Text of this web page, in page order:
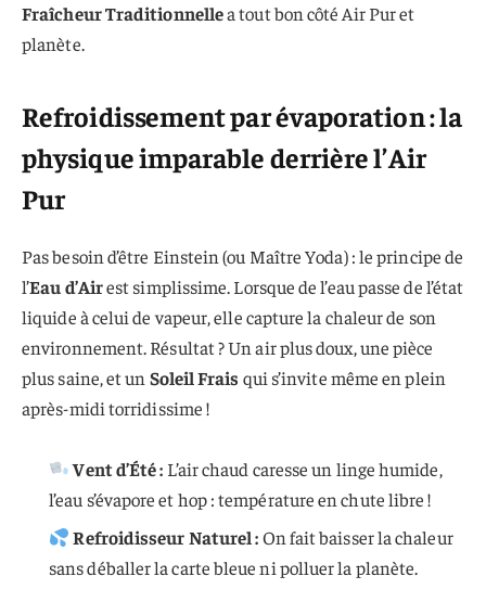
Fraîcheur Traditionnellea tout bon côté Air Pur et
planète.
Refroidissement par évaporation : la
physique imparable derrière l’Air
Pur
Pas besoin d’être Einstein (ou Maître Yoda) : le principe de
l’Eau d’Airest simplissime. Lorsque de l’eau passe de l’état
liquide à celui de vapeur, elle capture la chaleur de son
environnement. Résultat ? Un air plus doux, une pièce
plus saine, et un Soleil Frais qui s’invite même en plein
après-midi torridissime !
Vent d’Été : L’air chaud caresse un linge humide,
l’eau s’évapore et hop : température en chute libre !
Refroidisseur Naturel :On fait baisser la chaleur
sans déballer la carte bleue ni polluer la planète.